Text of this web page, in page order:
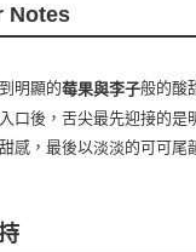
Notes
明顯的莓果與李子般的酸
口後，舌尖最先迎接的是
感，最後以淡淡的可可尾